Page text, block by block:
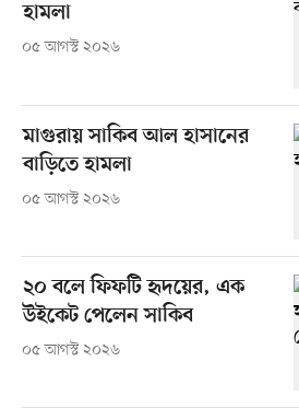
হামলা
০৫ আগস্ট ২০২৬
মাগুরায় সাকিব আল হাসানের
বাড়িতে হামলা
০৫ আগস্ট ২০২৬
২০ বলে ফিফটি হৃদয়ের, এক
উইকেট পেলেন সাকিব
০৫ আগস্ট ২০২৬